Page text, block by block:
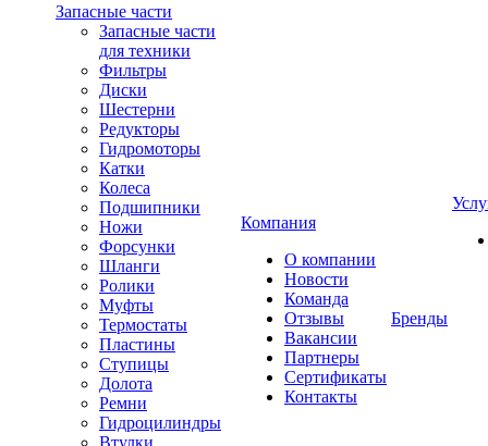
Запасные части
Запасные части
для техники
Фильтры
Диски
Шестерни
Редукторы
Гидромоторы
Катки
Колеса
Подшипники
Ножи
Форсунки
Шланги
Ролики
Муфты
Термостаты
Пластины
Ступицы
Долота
Ремни
Гидроцилиндры
Втулки
Компания
О компании
Новости
Команда
Отзывы
Вакансии
Партнеры
Сертификаты
Контакты
Бренды